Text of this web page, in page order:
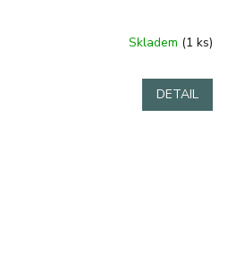
Skladem (1 ks)
DETAIL